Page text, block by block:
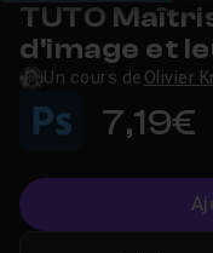
TUTO
d'image et
Un cours de Olivier
7,19€